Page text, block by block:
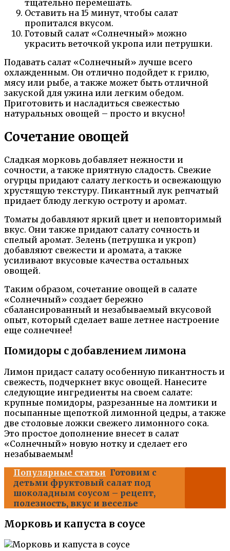
тщательно перемешать.
Оставить на 15 минут, чтобы салат
пропитался вкусом.
Готовый салат «Солнечный» можно
украсить веточкой укропа или петрушки.
Подавать салат «Солнечный» лучше всего
охлажденным. Он отлично подойдет к грилю,
мясу или рыбе, а также может быть отличной
закуской для ужина или легким обедом.
Приготовить и насладиться свежестью
натуральных овощей – просто и вкусно!
Сочетание овощей
Сладкая морковь добавляет нежности и
сочности, а также приятную сладость. Свежие
огурцы придают салату легкость и освежающую
хрустящую текстуру. Пикантный лук репчатый
придает блюду легкую остроту и аромат.
Томаты добавляют яркий цвет и неповторимый
вкус. Они также придают салату сочность и
спелый аромат. Зелень (петрушка и укроп)
добавляют свежести и аромата, а также
усиливают вкусовые качества остальных
овощей.
Таким образом, сочетание овощей в салате
«Солнечный» создает бережно
сбалансированный и незабываемый вкусовой
опыт, который сделает ваше летнее настроение
еще солнечнее!
Помидоры с добавлением лимона
Лимон придаст салату особенную пикантность и
свежесть, подчеркнет вкус овощей. Нанесите
следующие ингредиенты на своем салате:
крупные помидоры, разрезанные на ломтики и
посыпанные щепоткой лимонной цедры, а также
две столовые ложки свежего лимонного сока.
Это простое дополнение внесет в салат
«Солнечный» новую нотку и сделает его
незабываемым!
Популярные статьи Готовим с
детьми фруктовый салат под
шоколадным соусом – рецепт,
полезность, вкус и веселье
Морковь и капуста в соусе